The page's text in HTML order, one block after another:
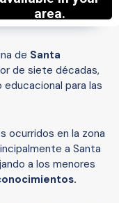
de Santa
de siete décadas,
para las
ocurridos en la zona
a Santa
a los menores